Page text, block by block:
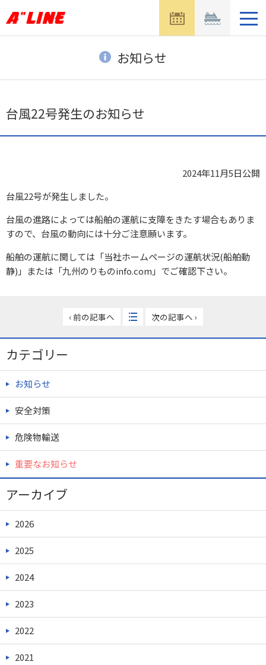
ュ
開
お知らせ
台風22号発生のお知らせ
2024年11月5日公開
台風22号が発生しました。
台風の進路によっては船舶の運航に支障をきたす場合もありま
すので、台風の動向には十分ご注意願います。
船舶の運航に関しては「当社ホームページの運航状況(船舶動
静)」または「九州のりものinfo.com」でご確認下さい。
‹ 前の記事へ 次の記事へ ›
カテゴリー
お知らせ
安全対策
危険物輸送
重要なお知らせ
アーカイブ
2026
2025
2024
2023
2022
2021